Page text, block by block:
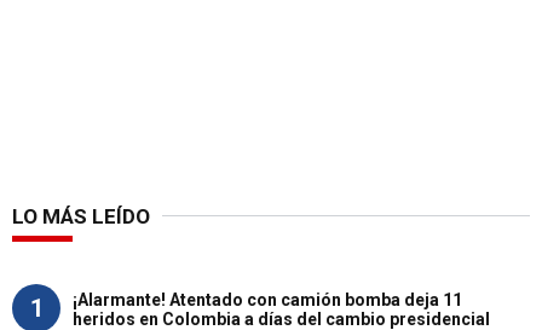
LO MÁS LEÍDO
1
¡Alarmante! Atentado con camión bomba deja 11
heridos en Colombia a días del cambio presidencial